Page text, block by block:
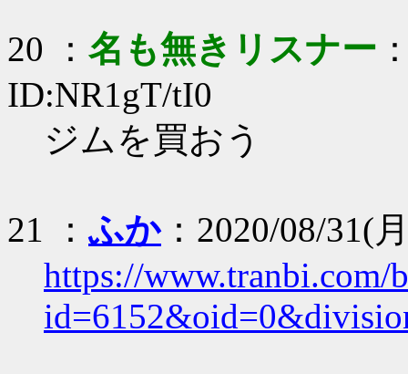
20 ： 名も無きリスナー
ID:NR1gT/tI0
ジムを買おう
21 ：ふか：2020/08/31(
https://www.tranbi.com/